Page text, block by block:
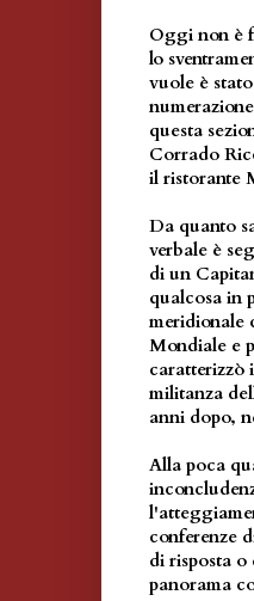
Oggi non è
lo
vuole è
questa
Corrado
il ristorante
Da quanto
verbale è
di un
qualcosa in
meridionale
Mondiale e
caratterizzò
militanza
anni dopo,
Alla poca
conferenze
di risposta
panorama